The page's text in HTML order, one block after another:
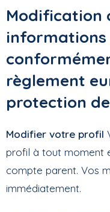
Modification
règlement
protection
Modifier votre profil
profil à tout moment
compte parent. Vos
immédiatement.